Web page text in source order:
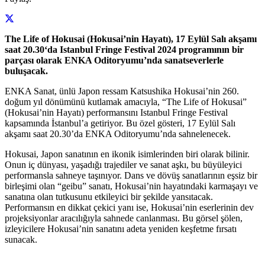
The Life of Hokusai (Hokusai’nin Hayatı), 17 Eylül Salı akşamı
saat 20.30‘da Istanbul Fringe Festival 2024 programının bir
parçası olarak ENKA Oditoryumu’nda sanatseverlerle
buluşacak.
ENKA Sanat, ünlü Japon ressam Katsushika Hokusai’nin 260.
doğum yıl dönümünü kutlamak amacıyla, “The Life of Hokusai”
(Hokusai’nin Hayatı) performansını Istanbul Fringe Festival
kapsamında İstanbul’a getiriyor. Bu özel gösteri, 17 Eylül Salı
akşamı saat 20.30’da ENKA Oditoryumu’nda sahnelenecek.
Hokusai, Japon sanatının en ikonik isimlerinden biri olarak bilinir.
Onun iç dünyası, yaşadığı trajediler ve sanat aşkı, bu büyüleyici
performansla sahneye taşınıyor. Dans ve dövüş sanatlarının eşsiz bir
birleşimi olan “geibu” sanatı, Hokusai’nin hayatındaki karmaşayı ve
sanatına olan tutkusunu etkileyici bir şekilde yansıtacak.
Performansın en dikkat çekici yanı ise, Hokusai’nin eserlerinin dev
projeksiyonlar aracılığıyla sahnede canlanması. Bu görsel şölen,
izleyicilere Hokusai’nin sanatını adeta yeniden keşfetme fırsatı
sunacak.